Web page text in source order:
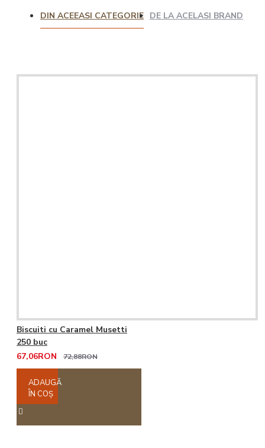
DIN ACEEASI CATEGORIE DE LA ACELASI BRAND
Biscuiti cu Caramel Musetti
250 buc
67,06RON
72,88RON
ADAUGĂ
ÎN COŞ